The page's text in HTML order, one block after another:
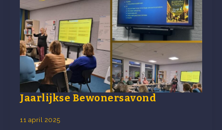
Jaarlijkse Bewonersavond
11 april 2025